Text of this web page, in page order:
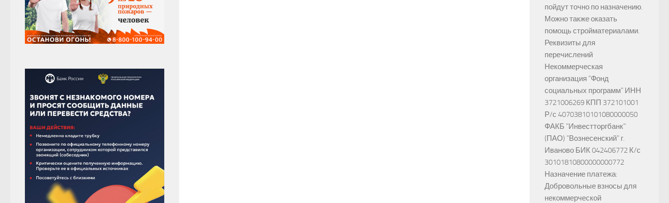
пойдут точно по назначению.
Можно также оказать
помощь стройматериалами.
Реквизиты для
перечислений
Некоммерческая
организация "Фонд
социальных программ" ИНН
3721006269 КПП 372101001
Р/с 40703810101080000050
ФАКБ "Инвестторгбанк"
(ПАО) "Вознесенский" г.
Иваново БИК 042406772 К/с
30101810800000000772
Назначение платежа:
Добровольные взносы для
некоммерческой